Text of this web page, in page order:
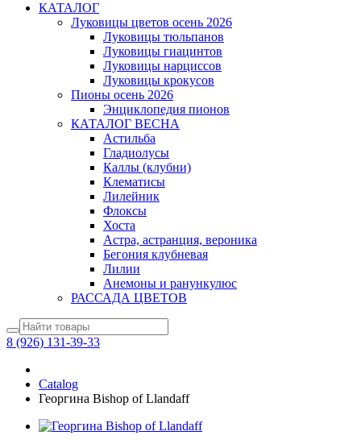
КАТАЛОГ
Луковицы цветов осень 2026
Луковицы тюльпанов
Луковицы гиацинтов
Луковицы нарциссов
Луковицы крокусов
Пионы осень 2026
Энциклопедия пионов
КАТАЛОГ ВЕСНА
Астильба
Гладиолусы
Каллы (клубни)
Клематисы
Лилейник
Флоксы
Хоста
Астра, астранция, вероника
Бегония клубневая
Лилии
Анемоны и ранункулюс
РАССАДА ЦВЕТОВ
8 (926) 131-39-33
Catalog
Георгина Bishop of Llandaff